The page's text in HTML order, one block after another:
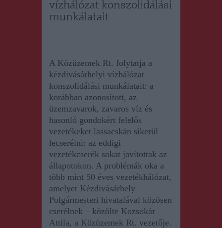
vízhálózat konszolidálási
munkálatait
A Közüzemek Rt. folytatja a
kézdivásárhelyi vízhálózat
konszolidálási munkálatait: a
korábban azonosított, az
üzemzavarok, zavaros víz és
hasonló gondokért felelős
vezetékeket lassacskán sikerül
lecserélni: az eddigi
vezetékcserék sokat javítottak az
állapotokon. A problémák oka a
több mint 50 éves vezetékhálózat,
amelyet Kézdivásárhely
Polgármesteri hivatalával közösen
cserélnek – közölte Kozsokár
Attila, a Közüzemek Rt. vezetője.